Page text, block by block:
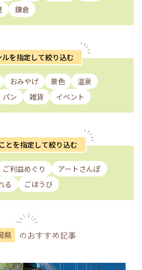
鎌倉
ルを指定して絞り込む
おみやげ 景色
温泉
パン 雑貨 イベント
とを指定して絞り込む
ご利益めぐり
アートさんぽ
る ごほうび
県 のおすすめ記事